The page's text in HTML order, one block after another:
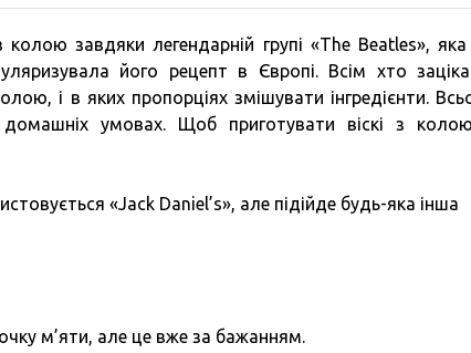
колою завдяки легендарній групі «The Beatles», яка
його рецепт в Європі. Всім хто
і в яких пропорціях змішувати інгредієнти.
умовах. Щоб приготувати віскі з
«Jack Daniel’s», але підійде будь-яка інша
м’яти, але це вже за бажанням.